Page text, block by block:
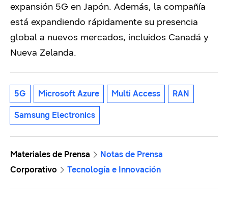
expansión 5G en Japón. Además, la compañía
está expandiendo rápidamente su presencia
global a nuevos mercados, incluidos Canadá y
Nueva Zelanda.
5G Microsoft Azure Multi Access RAN
Samsung Electronics
Materiales de Prensa
Notas de Prensa
Corporativo
Tecnología e Innovación